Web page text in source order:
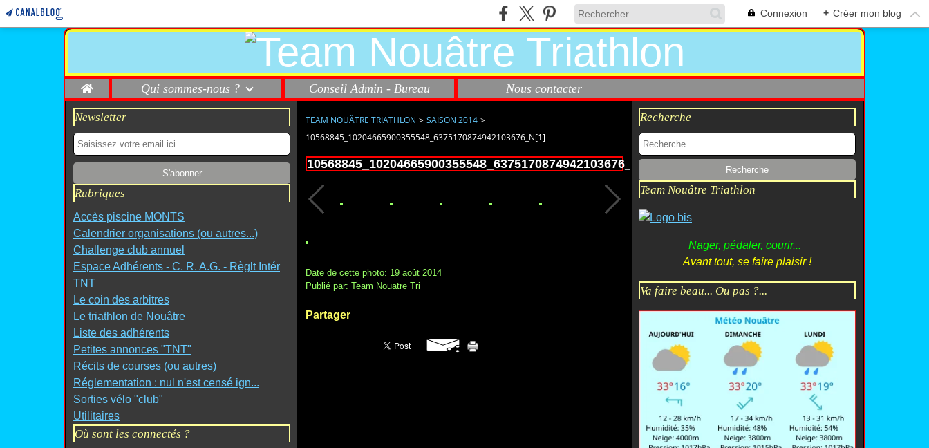
Connexion + Créer mon blog
Home Qui sommes-nous ? Conseil Admin - Bureau Nous contacter
Newsletter
Rubriques
Accès piscine MONTS
Calendrier organisations (ou autres...)
Challenge club annuel
Espace Adhérents - C. R. A.G. - Règlt Intér
TNT
Le coin des arbitres
Le triathlon de Nouâtre
Liste des adhérents
Petites annonces "TNT"
Récits de courses (ou autres)
Réglementation : nul n'est censé ign...
Sorties vélo "club"
Utilitaires
Où sont les connectés ?
TEAM NOUÂTRE TRIATHLON > SAISON 2014 >
10568845_10204665900355548_6375170874942103676_N[1]
10568845_10204665900355548_6375170874942103676_n[1]
Date de cette photo: 19 août 2014
Publié par: Team Nouatre Tri
Partager
Recherche
Team Nouâtre Triathlon
Nager, pédaler, courir...
Avant tout, se faire plaisir !
Va faire beau... Ou pas ?...